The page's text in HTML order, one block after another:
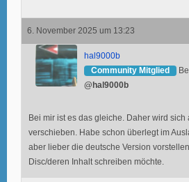
6. November 2025 um 13:23
hal9000b
Community Mitglied
@hal9000b
Bei mir ist es das gleiche. Daher wird
verschieben. Habe schon überlegt im
aber lieber die deutsche Version
Disc/deren Inhalt schreiben möchte.